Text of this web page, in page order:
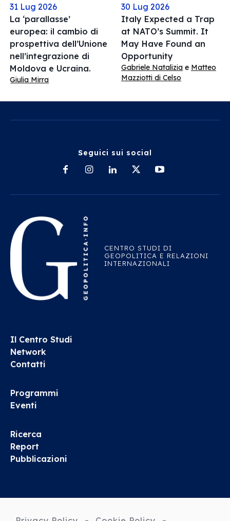
31 Lug 2026
La ‘parallasse’
europea: il cambio di
prospettiva dell’Unione
nell’integrazione di
Moldova e Ucraina.
Giulia Mirra
30 Lug 2026
Italy Expected a Trap
at NATO’s Summit. It
May Have Found an
Opportunity
Gabriele Natalizia e Matteo
Mazziotti di Celso
Seguici sui social
CENTRO STUDI DI
GEOPOLITICA E RELAZIONI
INTERNAZIONALI
Il Centro Studi
Network
Contatti
Programmi
Eventi
Ricerca
Report
Pubblicazioni